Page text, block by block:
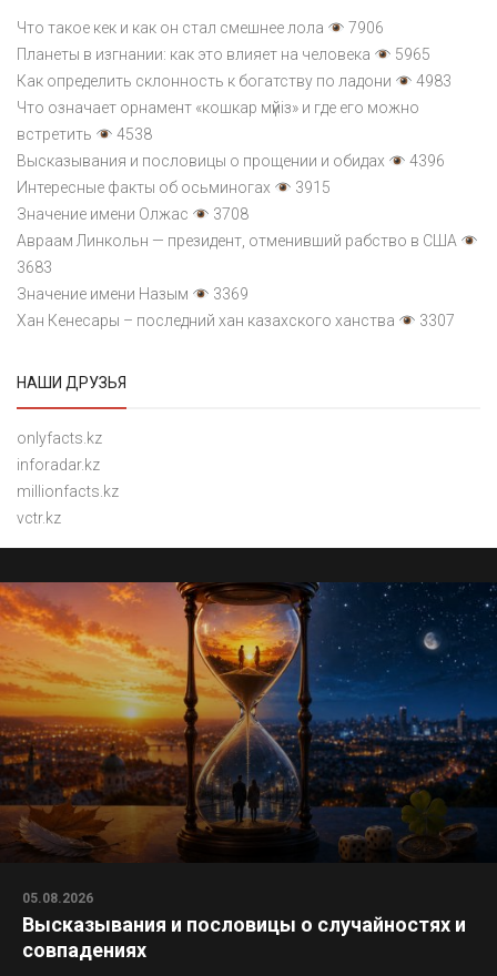
Что такое кек и как он стал смешнее лола
7906
Планеты в изгнании: как это влияет на человека
5965
Как определить склонность к богатству по ладони
4983
Что означает орнамент «кошкар мүйіз» и где его можно
встретить
4538
Высказывания и пословицы о прощении и обидах
4396
Интересные факты об осьминогах
3915
Значение имени Олжас
3708
Авраам Линкольн — президент, отменивший рабство в США
3683
Значение имени Назым
3369
Хан Кенесары – последний хан казахского ханства
3307
НАШИ ДРУЗЬЯ
onlyfacts.kz
inforadar.kz
millionfacts.kz
vctr.kz
05.08.2026
Высказывания и пословицы о случайностях и
совпадениях